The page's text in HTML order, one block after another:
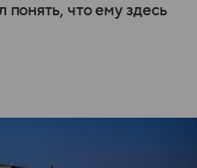
понять, что ему здесь